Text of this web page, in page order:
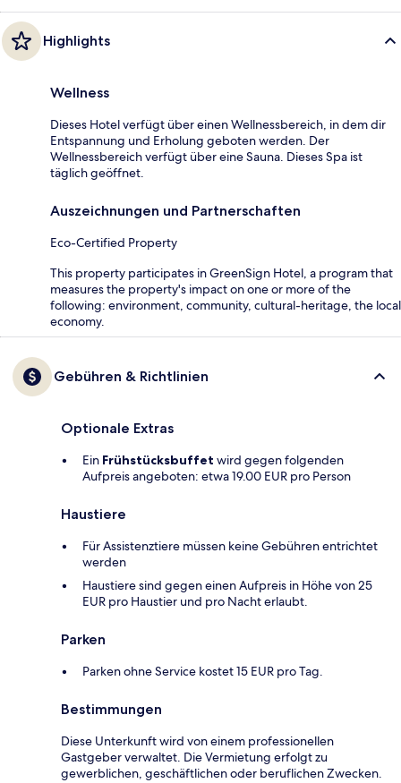
Highlights
Wellness
Dieses Hotel verfügt über einen Wellnessbereich, in dem dir
Entspannung und Erholung geboten werden. Der
Wellnessbereich verfügt über eine Sauna. Dieses Spa ist
täglich geöffnet.
Auszeichnungen und Partnerschaften
Eco-Certified Property
This property participates in GreenSign Hotel, a program that
measures the property's impact on one or more of the
following: environment, community, cultural-heritage, the local
economy.
Gebühren & Richtlinien
Optionale Extras
Ein Frühstücksbuffet wird gegen folgenden
Aufpreis angeboten: etwa 19.00 EUR pro Person
Haustiere
Für Assistenztiere müssen keine Gebühren entrichtet
werden
Haustiere sind gegen einen Aufpreis in Höhe von 25
EUR pro Haustier und pro Nacht erlaubt.
Parken
Parken ohne Service kostet 15 EUR pro Tag.
Bestimmungen
Diese Unterkunft wird von einem professionellen
Gastgeber verwaltet. Die Vermietung erfolgt zu
gewerblichen, geschäftlichen oder beruflichen Zwecken.